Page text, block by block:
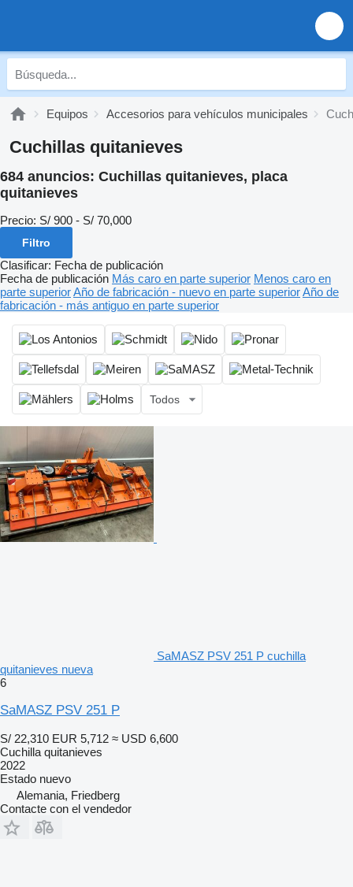
Equipos Accesorios para vehículos municipales
Cuchillas quitanieves
684 anuncios: Cuchillas quitanieves, placa
quitanieves
Precio: S/ 900 - S/ 70,000
Filtro
Clasificar: Fecha de publicación
Fecha de publicación Más caro en parte superior Menos caro en
parte superiorAño de fabricación - nuevo en parte superiorAño de
fabricación - más antiguo en parte superior
Todos
SaMASZ PSV 251 P cuchilla
quitanieves nueva
6
SaMASZ PSV 251 P
S/ 22,310 EUR 5,712 ≈ USD 6,600
Cuchilla quitanieves
2022
Estado nuevo
Alemania, Friedberg
Contacte con el vendedor